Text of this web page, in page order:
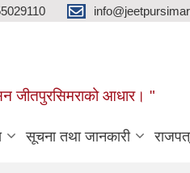
जीतपुरसिमराको आधार। "
सूचना तथा जानकारी